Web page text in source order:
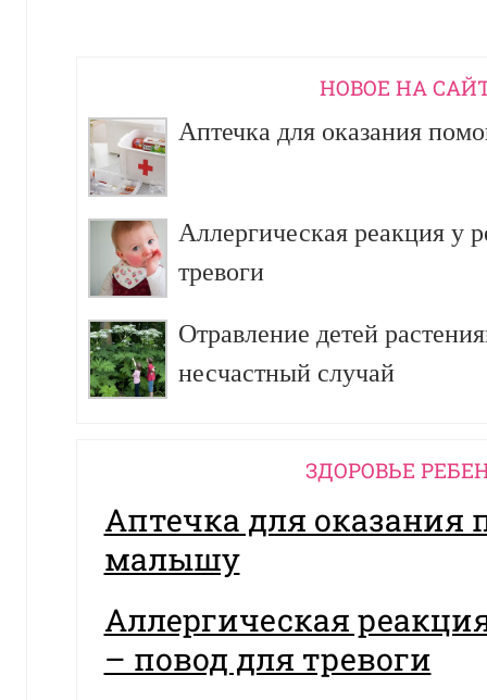
НОВОЕ НА
Аптечка для оказания
Аллергическая реакция у
тревоги
Отравление детей
несчастный случай
ЗДОРОВЬЕ
Аптечка для
малышу
Аллергическая
– повод для тревоги